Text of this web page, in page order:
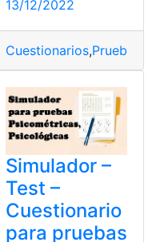
13/12/2022
Cuestionarios,Pruebas
Simulador –
Test –
Cuestionario
para pruebas